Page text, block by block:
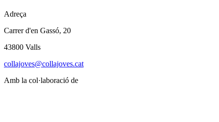
Adreça
Carrer d'en Gassó, 20
43800 Valls
collajoves@collajoves.cat
Amb la col·laboració de